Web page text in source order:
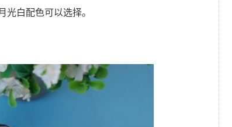
光白配色可以选择。